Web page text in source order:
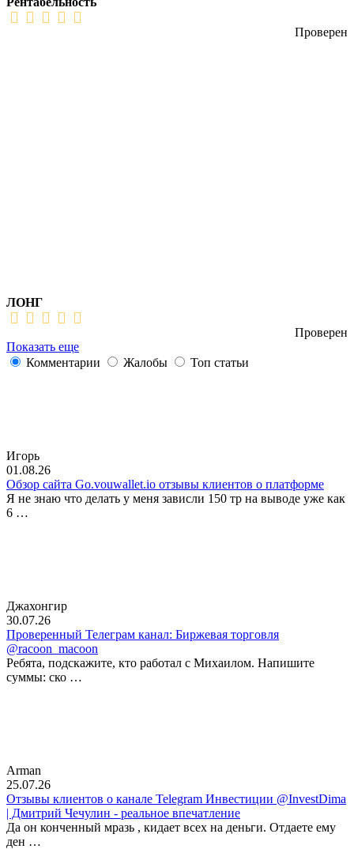
Проверен
ЛОНГ
Проверен
Показать еще
Комментарии
Жалобы Топ статьи
Игорь
01.08.26
Обзор сайта Go.vouwallet.io отзывы клиентов о платформе
Я не знаю что делать у меня зависли 150 тр на выводе уже как
6 …
Джахонгир
30.07.26
Проверенный Телеграм канал: Биржевая торговля
@racoon_macoon
Ребята, подскажите, кто работал с Михаилом. Напишите
суммы: ско …
Arman
25.07.26
Отзывы клиентов о канале Telegram Инвестиции @InvestDima
| Дмитрий Чечулин - реальное впечатление
Да он конченный мразь , кидает всех на деньги. Отдаете ему
ден …